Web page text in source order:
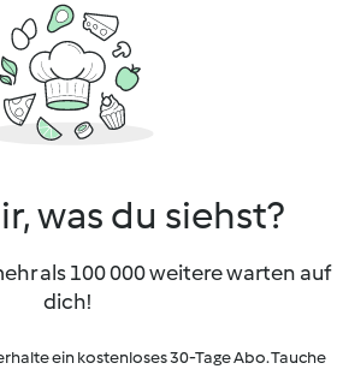
was du siehst?
als 100 000 weitere warten auf
dich!
ein kostenloses 30-Tage Abo. Tauche